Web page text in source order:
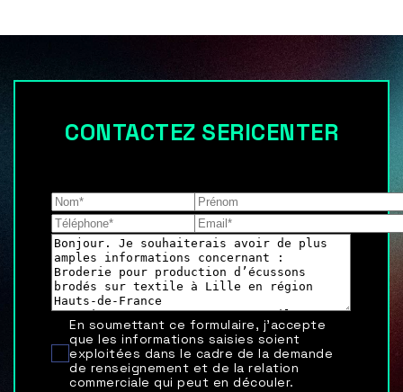
CONTACTEZ SERICENTER
En soumettant ce formulaire, j'accepte
que les informations saisies soient
exploitées dans le cadre de la demande
de renseignement et de la relation
commerciale qui peut en découler.